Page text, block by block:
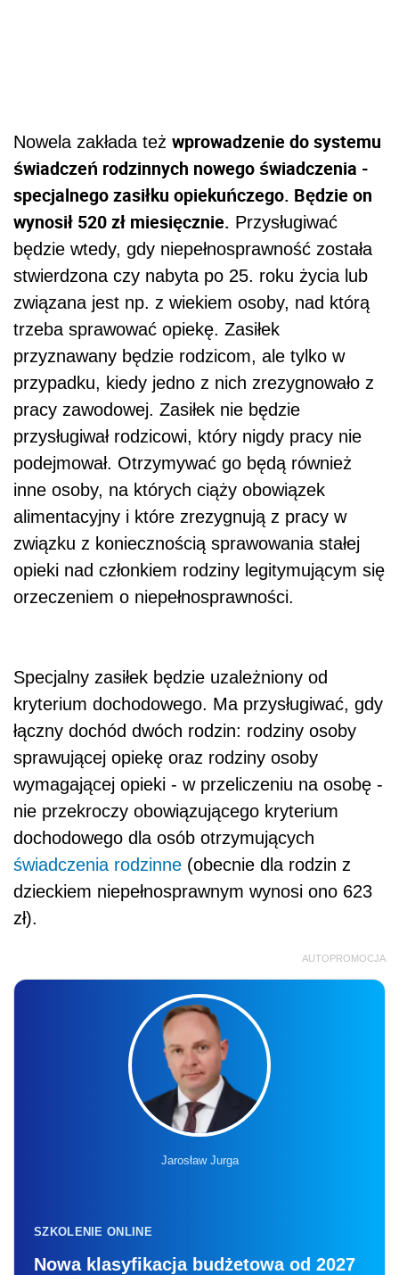
Nowela zakłada też wprowadzenie do systemu
świadczeń rodzinnych nowego świadczenia -
specjalnego zasiłku opiekuńczego. Będzie on
wynosił 520 zł miesięcznie. Przysługiwać
będzie wtedy, gdy niepełnosprawność została
stwierdzona czy nabyta po 25. roku życia lub
związana jest np. z wiekiem osoby, nad którą
trzeba sprawować opiekę. Zasiłek
przyznawany będzie rodzicom, ale tylko w
przypadku, kiedy jedno z nich zrezygnowało z
pracy zawodowej. Zasiłek nie będzie
przysługiwał rodzicowi, który nigdy pracy nie
podejmował. Otrzymywać go będą również
inne osoby, na których ciąży obowiązek
alimentacyjny i które zrezygnują z pracy w
związku z koniecznością sprawowania stałej
opieki nad członkiem rodziny legitymującym się
orzeczeniem o niepełnosprawności.
Specjalny zasiłek będzie uzależniony od
kryterium dochodowego. Ma przysługiwać, gdy
łączny dochód dwóch rodzin: rodziny osoby
sprawującej opiekę oraz rodziny osoby
wymagającej opieki - w przeliczeniu na osobę -
nie przekroczy obowiązującego kryterium
dochodowego dla osób otrzymujących
świadczenia rodzinne (obecnie dla rodzin z
dzieckiem niepełnosprawnym wynosi ono 623
zł).
AUTOPROMOCJA
Jarosław Jurga
SZKOLENIE ONLINE
Nowa klasyfikacja budżetowa od 2027